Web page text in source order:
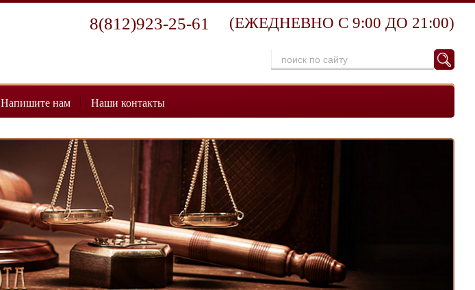
8(812)923-25-61 (ЕЖЕДНЕВНО С 9:00 ДО 21:00)
Напишите нам Наши контакты